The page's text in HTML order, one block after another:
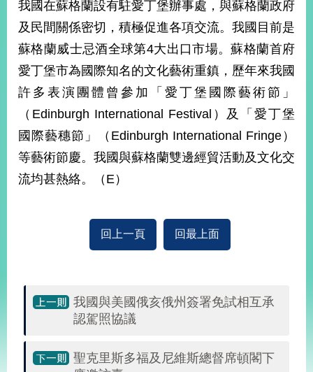
頁
站
導
覽
於
本
新
中
心
交
地
國
我國在蘇格蘭設有駐愛丁堡辦事處，與蘇格蘭政府
及民間關係密切，積極促進各項交流。我國目前是
蘇格蘭威士忌酒全球第4大出口市場。蘇格蘭首府
愛丁堡市為國際知名的文化藝術重鎮，歷年來我國
許多表演團體曾參加「愛丁堡國際藝術節」
（Edinburgh International Festival）及「愛丁堡
國際藝穗節」（Edinburgh International Fringe）
等藝術節慶。我國與蘇格蘭雙邊經貿活動及文化交
流均甚熱絡。（E）
回上一頁 回最上面
我國與美國俄亥俄州簽署免試相互承
認駕照協議
聖克里斯多福及尼維斯總督席頓閣下